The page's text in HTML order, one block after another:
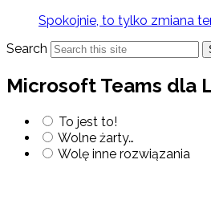
Spokojnie, to tylko zmiana
Search
Microsoft Teams dla
To jest to!
Wolne żarty…
Wolę inne rozwiązania